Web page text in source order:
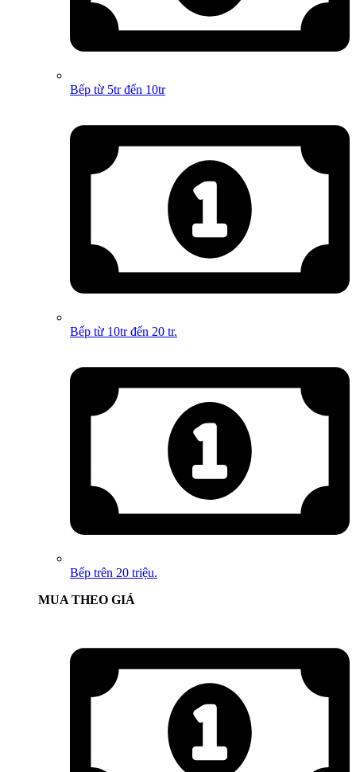
Bếp từ 5tr đến 10tr
Bếp từ 10tr đến 20 tr.
Bếp trên 20 triệu.
MUA THEO GIÁ